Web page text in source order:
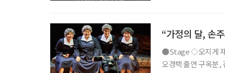
“가정의 달, 손
●Stage ◇오지게 재밌는 가시나들 일정 5월 15일 ~ 6월 28일 장소 국립극장 하늘극장 연출
오경택 출연 구옥분,